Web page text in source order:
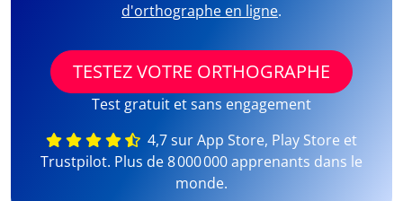
d'orthographe en ligne.
TESTEZ VOTRE ORTHOGRAPHE
Test gratuit et sans engagement
4,7 sur App Store, Play Store et
Trustpilot. Plus de 8 000 000 apprenants dans le
monde.